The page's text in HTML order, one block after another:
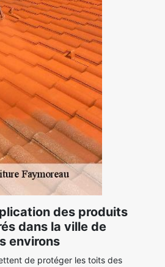
des produits
dans la ville de
environs
de protéger les toits des